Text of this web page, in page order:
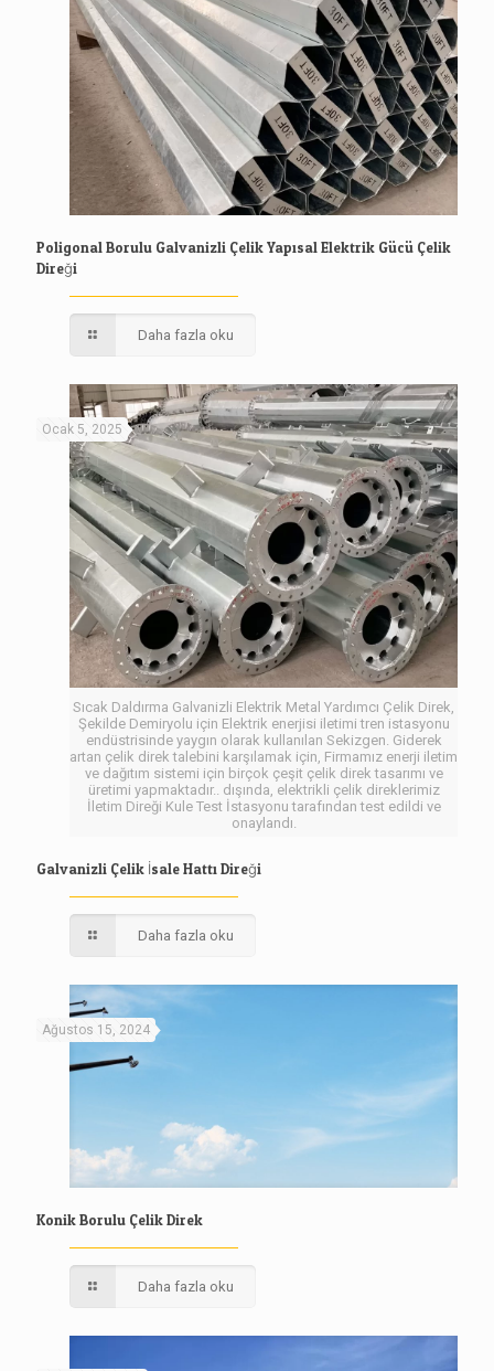
Poligonal Borulu Galvanizli Çelik Yapısal Elektrik Gücü Çelik
Direği
Daha fazla oku
Sıcak Daldırma Galvanizli Elektrik Metal Yardımcı Çelik Direk,
Şekilde Demiryolu için Elektrik enerjisi iletimi tren istasyonu
endüstrisinde yaygın olarak kullanılan Sekizgen. Giderek
artan çelik direk talebini karşılamak için, Firmamız enerji iletim
ve dağıtım sistemi için birçok çeşit çelik direk tasarımı ve
üretimi yapmaktadır.. dışında, elektrikli çelik direklerimiz
İletim Direği Kule Test İstasyonu tarafından test edildi ve
onaylandı.
Ocak 5, 2025
Galvanizli Çelik İsale Hattı Direği
Daha fazla oku
Ağustos 15, 2024
Konik Borulu Çelik Direk
Daha fazla oku